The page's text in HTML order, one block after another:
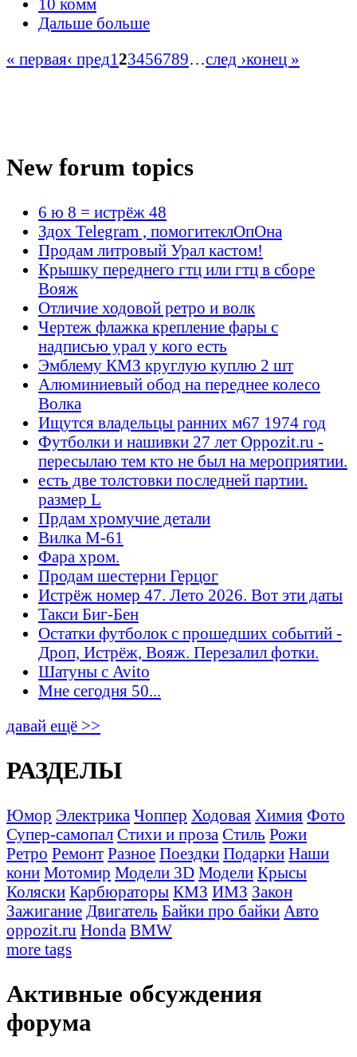
Дальше больше
« первая‹ пред123456789…след ›конец »
New forum topics
6 ю 8 = истрёж 48
Здох Telegram , помогитеклОпОна
Продам литровый Урал кастом!
Крышку переднего гтц или гтц в сборе
Вояж
Отличие ходовой ретро и волк
Чертеж флажка крепление фары с
надписью урал у кого есть
Эмблему КМЗ круглую куплю 2 шт
Алюминиевый обод на переднее колесо
Волка
Ищутся владельцы ранних м67 1974 год
Футболки и нашивки 27 лет Oppozit.ru -
пересылаю тем кто не был на мероприятии.
есть две толстовки последней партии.
размер L
Прдам хромучие детали
Вилка М-61
Фара хром.
Продам шестерни Герцог
Истрёж номер 47. Лето 2026. Вот эти даты
Такси Биг-Бен
Остатки футболок с прошедших событий -
Дроп, Истрёж, Вояж. Перезалил фотки.
Шатуны с Avito
Мне сегодня 50...
давай ещё >>
РАЗДЕЛЫ
Юмор Электрика Чоппер Ходовая Химия Фото
Супер-самопал Стихи и проза Стиль Рожи
Ретро Ремонт Разное Поездки Подарки Наши
кони Мотомир Модели 3D Модели Крысы
Коляски Карбюраторы КМЗ ИМЗ Закон
Зажигание Двигатель Байки про байки Авто
oppozit.ru Honda BMW
more tags
Активные обсуждения
форума